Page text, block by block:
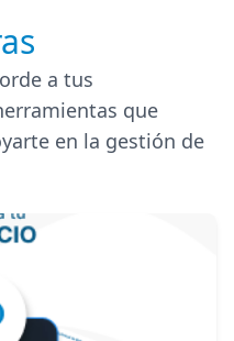
a tus
que
en la gestión de